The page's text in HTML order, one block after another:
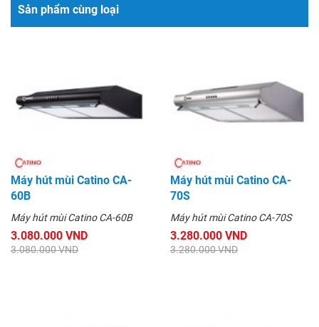
Sản phẩm cùng loại
Máy hút mùi Catino CA-
60B
Máy hút mùi Catino CA-60B
3.080.000 VND
3.080.000 VND
Máy hút mùi Catino CA-
70S
Máy hút mùi Catino CA-70S
3.280.000 VND
3.280.000 VND